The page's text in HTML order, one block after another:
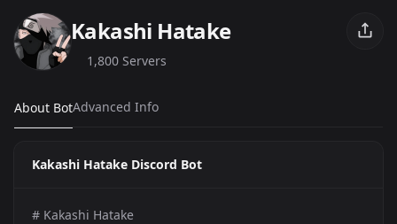
Kakashi Hatake
1,800 Servers
About BotAdvanced Info
Kakashi Hatake Discord Bot
# Kakashi Hatake